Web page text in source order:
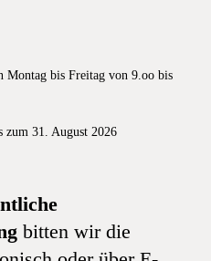
Montag bis Freitag von 9.oo bis
zum 31. August 2026
bitten wir die